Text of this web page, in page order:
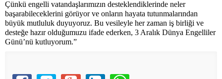
Çünkü engelli vatandaşlarımızın desteklendiklerinde neler
başarabileceklerini görüyor ve onların hayata tutunmalarından
büyük mutluluk duyuyoruz. Bu vesileyle her zaman iş birliği ve
desteğe hazır olduğumuzu ifade ederken, 3 Aralık Dünya Engelliler
Günü’nü kutluyorum.”